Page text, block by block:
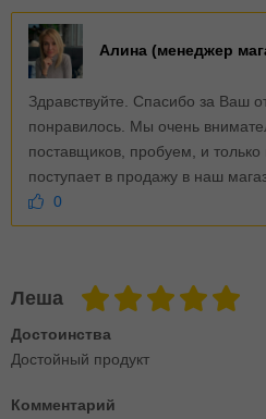
Алина (менеджер
Здравствуйте. Спасибо за Ваш
понравилось. Мы очень
поставщиков, пробуем, и только
поступает в продажу в наш
0
Леша
Достоинства
Достойный продукт
Комментарий